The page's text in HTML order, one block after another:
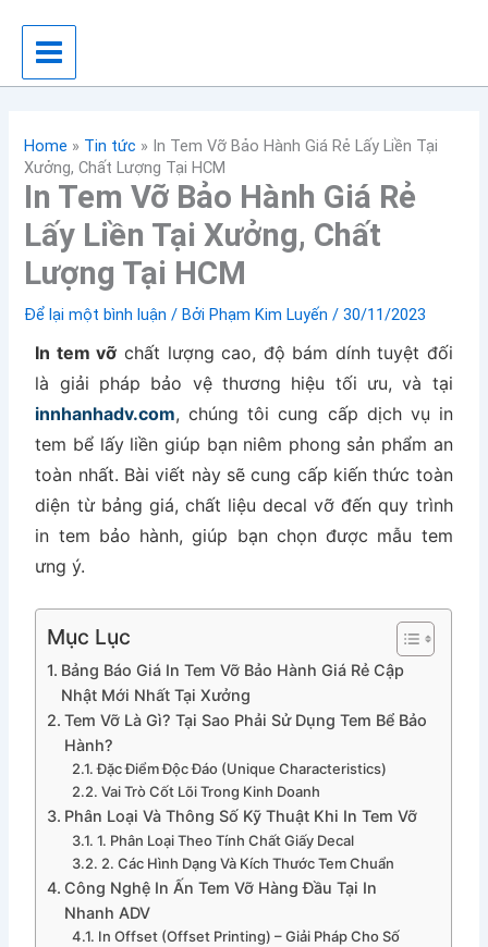
dung
Home » Tin tức » In Tem Vỡ Bảo Hành Giá Rẻ Lấy Liền Tại
Xưởng, Chất Lượng Tại HCM
In Tem Vỡ Bảo Hành Giá Rẻ
Lấy Liền Tại Xưởng, Chất
Lượng Tại HCM
Để lại một bình luận / BởiPhạm Kim Luyến/30/11/2023
In tem vỡ chất lượng cao, độ bám dính tuyệt đối
là giải pháp bảo vệ thương hiệu tối ưu, và tại
innhanhadv.com, chúng tôi cung cấp dịch vụ in
tem bể lấy liền giúp bạn niêm phong sản phẩm an
toàn nhất. Bài viết này sẽ cung cấp kiến thức toàn
diện từ bảng giá, chất liệu decal vỡ đến quy trình
in tem bảo hành, giúp bạn chọn được mẫu tem
ưng ý.
Mục Lục
Bảng Báo Giá In Tem Vỡ Bảo Hành Giá Rẻ Cập
Nhật Mới Nhất Tại Xưởng
Tem Vỡ Là Gì? Tại Sao Phải Sử Dụng Tem Bể Bảo
Hành?
Đặc Điểm Độc Đáo (Unique Characteristics)
Vai Trò Cốt Lõi Trong Kinh Doanh
Phân Loại Và Thông Số Kỹ Thuật Khi In Tem Vỡ
1. Phân Loại Theo Tính Chất Giấy Decal
2. Các Hình Dạng Và Kích Thước Tem Chuẩn
Công Nghệ In Ấn Tem Vỡ Hàng Đầu Tại In
Nhanh ADV
In Offset (Offset Printing) – Giải Pháp Cho Số